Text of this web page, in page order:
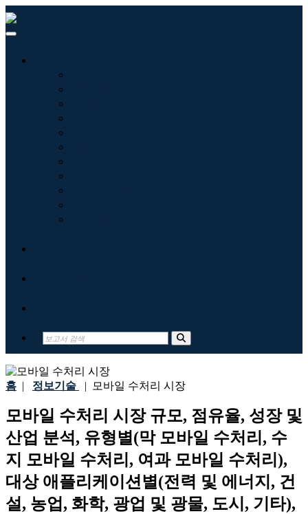
홈 | 정보기술 | 모바일 수처리 시장
모바일 수처리 시장 규모, 점유율, 성장 및
산업 분석, 유형별(막 모바일 수처리, 수
지 모바일 수처리, 여과 모바일 수처리),
대상 애플리케이션별(전력 및 에너지, 건
설, 농업, 화학, 광업 및 광물, 도시, 기타),